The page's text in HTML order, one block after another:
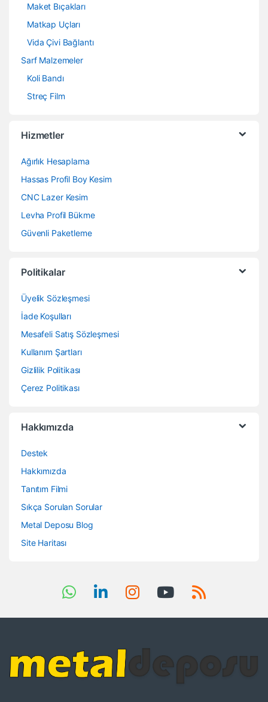
Maket Bıçakları
Matkap Uçları
Vida Çivi Bağlantı
Sarf Malzemeler
Koli Bandı
Streç Film
Hizmetler
Ağırlık Hesaplama
Hassas Profil Boy Kesim
CNC Lazer Kesim
Levha Profil Bükme
Güvenli Paketleme
Politikalar
Üyelik Sözleşmesi
İade Koşulları
Mesafeli Satış Sözleşmesi
Kullanım Şartları
Gizlilik Politikası
Çerez Politikası
Hakkımızda
Destek
Hakkımızda
Tanıtım Filmi
Sıkça Sorulan Sorular
Metal Deposu Blog
Site Haritası